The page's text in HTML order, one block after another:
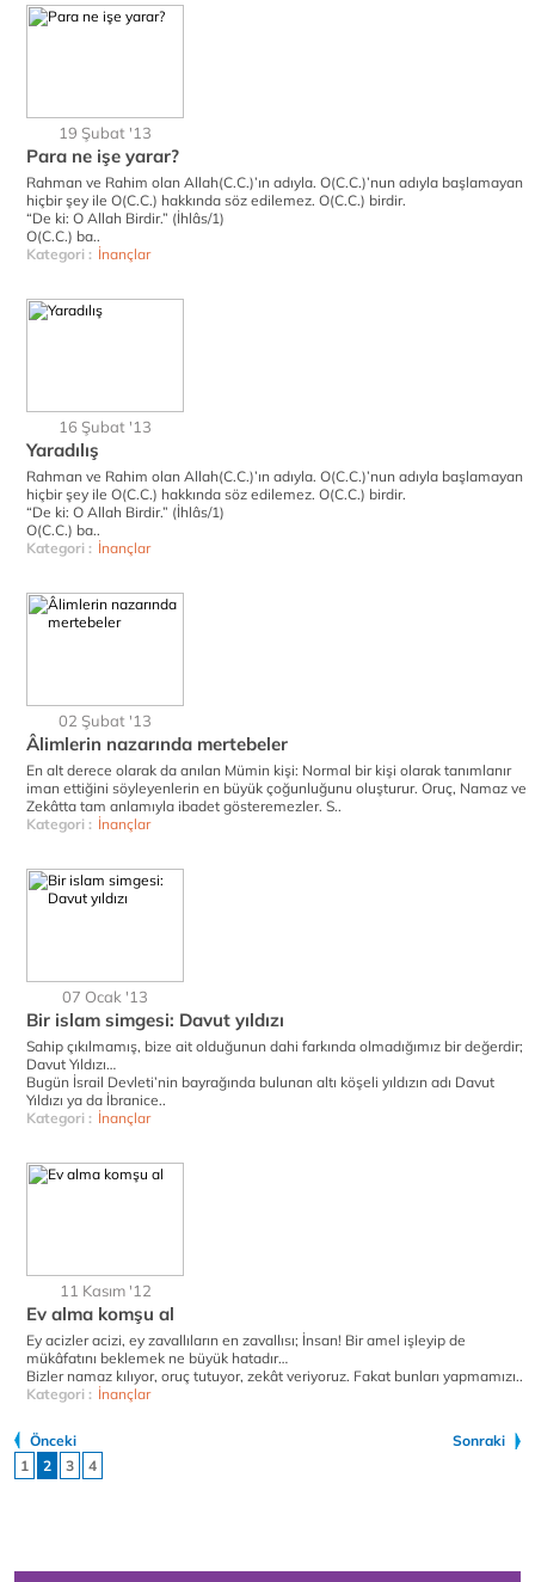
19 Şubat '13
Para ne işe yarar?
Rahman ve Rahim olan Allah(C.C.)’ın adıyla. O(C.C.)’nun adıyla başlamayan
hiçbir şey ile O(C.C.) hakkında söz edilemez. O(C.C.) birdir.
“De ki: O Allah Birdir.” (İhlâs/1)
O(C.C.) ba..
Kategori : İnançlar
16 Şubat '13
Yaradılış
Rahman ve Rahim olan Allah(C.C.)’ın adıyla. O(C.C.)’nun adıyla başlamayan
hiçbir şey ile O(C.C.) hakkında söz edilemez. O(C.C.) birdir.
“De ki: O Allah Birdir.” (İhlâs/1)
O(C.C.) ba..
Kategori : İnançlar
02 Şubat '13
Âlimlerin nazarında mertebeler
En alt derece olarak da anılan Mümin kişi: Normal bir kişi olarak tanımlanır
iman ettiğini söyleyenlerin en büyük çoğunluğunu oluşturur. Oruç, Namaz ve
Zekâtta tam anlamıyla ibadet gösteremezler. S..
Kategori : İnançlar
07 Ocak '13
Bir islam simgesi: Davut yıldızı
Sahip çıkılmamış, bize ait olduğunun dahi farkında olmadığımız bir değerdir;
Davut Yıldızı…
Bugün İsrail Devleti’nin bayrağında bulunan altı köşeli yıldızın adı Davut
Yıldızı ya da İbranice..
Kategori : İnançlar
11 Kasım '12
Ev alma komşu al
Ey acizler acizi, ey zavallıların en zavallısı; İnsan! Bir amel işleyip de
mükâfatını beklemek ne büyük hatadır…
Bizler namaz kılıyor, oruç tutuyor, zekât veriyoruz. Fakat bunları yapmamızı..
Kategori : İnançlar
Önceki
Sonraki
1
2 3 4